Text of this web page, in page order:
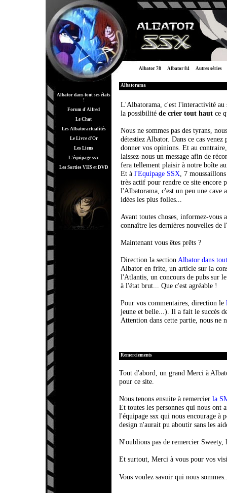
Albator 78 Albator 84 Autres séries
Albator dans tout ses états
!
Forum d'Alfred
Le Chat
Les Albatoractualités
Le Livre d'Or
Les Liens
L'équipage ssx
Les Sorties VHS et DVD
Albatorama
L'Albatorama, c'est l'interactivité au
la possibilité de crier tout haut ce
Nous ne sommes pas des tyrans,
détestiez Albator. Dans ce cas
donner vos opinions. Et au
laissez-nous un message afin de
fera tellement plaisir à notre boîte
Et à l'Equipage SSX , 7
très actif pour rendre ce site encore
l'Albatorama, c'est un peu une cave
idées les plus folles...
Avant toutes choses, informez-vous
connaître les dernières nouvelles
Maintenant vous êtes prêts ?
Direction la section Albator dans
Albator en frite, un article sur la
l'Atlantis, un concours de pubs sur
à l'état brut... Que c'est agréable !
Pour vos commentaires, direction le
jeune et belle...). Il a fait le succès
Attention dans cette partie, nous ne
Remerciements
Tout d'abord, un grand Merci à
pour ce site.
Nous tenons ensuite à remercier la
Et toutes les personnes qui nous
l'équipage ssx qui nous encourage
design n'aurait pu aboutir sans les
N'oublions pas de remercier
Et surtout, Merci à vous pour vos
Vous voulez savoir qui nous